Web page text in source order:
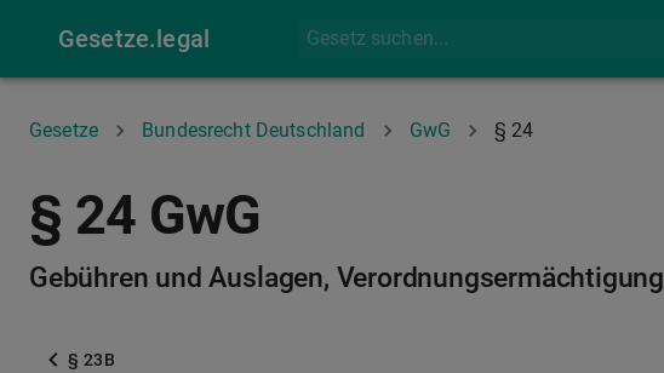
Gesetze.legal
Gesetze Bundesrecht Deutschland GwG § 24
§ 24 GwG
Gebühren und Auslagen, Verordnungsermächtigung
§ 23B